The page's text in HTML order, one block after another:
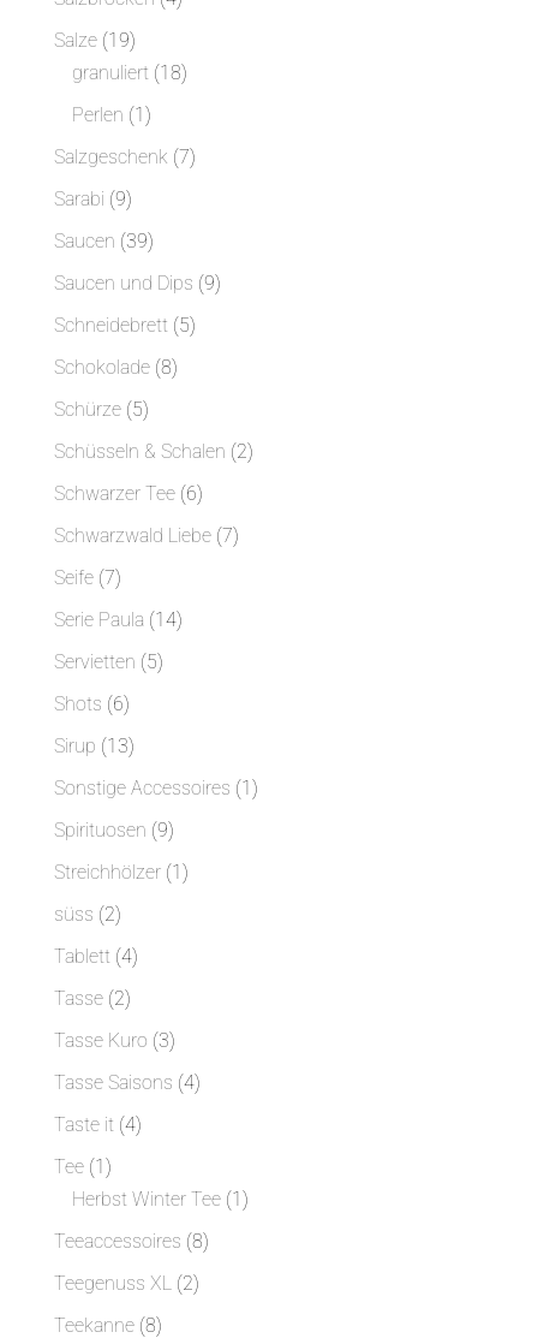
Salze 1919
Produkte
granuliert 1818
Perlen 1 1
Produkt
Salzgeschenk 77
Sarabi 99
Produkte
Saucen 3939
Produkte
Saucen und Dips 99
Schneidebrett 55
Schokolade 88
Schürze 55
Produkte
Schüsseln & Schalen 22
Schwarzer Tee 66
Produkte
Schwarzwald Liebe 77
Seife 77
Produkte
Serie Paula 1414
Servietten 55
Shots 66
Produkte
Sirup 1313
Produkte
Sonstige Accessoires 1 1
Spirituosen 99
Produkte
Streichhölzer 1 1
süss 22
Produkte
Tablett 44
Tasse 22
Produkte
Tasse Kuro 33
Produkte
Tasse Saisons 44
Taste it 44
Tee 1 1
Produkt
Herbst Winter Tee 1 1
Teeaccessoires 88
Teegenuss XL 22
Teekanne 88